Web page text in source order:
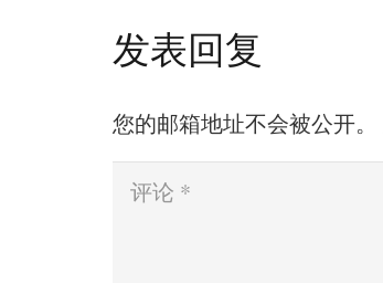
发表回复
您的邮箱地址不会被公开。